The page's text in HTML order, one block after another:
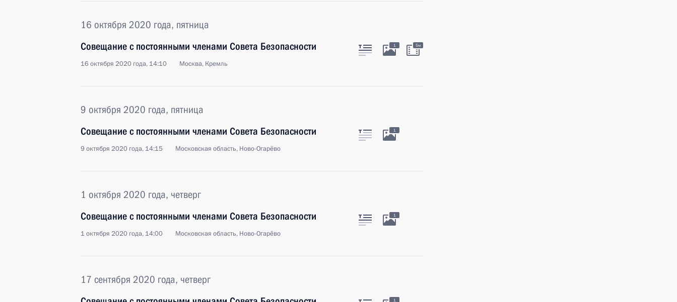
16 октября 2020 года, пятница
Совещание с постоянными членами Совета Безопасности
16 октября 2020 года, 14:10 Москва, Кремль
1 5м
9 октября 2020 года, пятница
Совещание с постоянными членами Совета Безопасности
9 октября 2020 года, 14:15 Московская область, Ново-Огарёво
1
1 октября 2020 года, четверг
Совещание с постоянными членами Совета Безопасности
1 октября 2020 года, 14:00 Московская область, Ново-Огарёво
1
17 сентября 2020 года, четверг
1